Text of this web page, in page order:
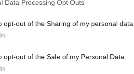
Data Processing Opt Outs
opt-out of the Sharing of my personal data.
opt-out of the Sale of my Personal Data.
Repair Bálsamo
y regenera la piel en
y novedades Redacción
31/10/2018
LETI ha ampliado su gama de